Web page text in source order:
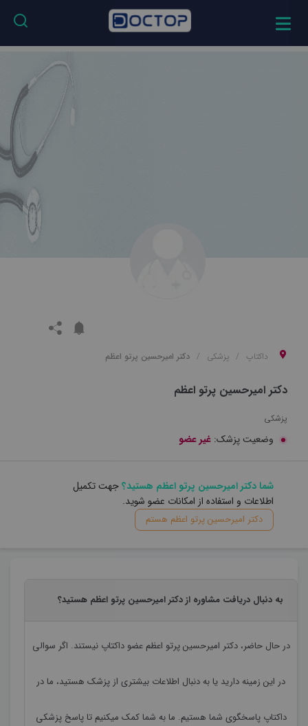
داکتاپ پزشکی دکتر امیرحسین پرتو اعظم
دکتر امیرحسین پرتو اعظم
پزشکی
وضعیت پزشک: غیر عضو
شما دکتر امیرحسین پرتو اعظم هستید؟جهت تکمیل
اطلاعات و استفاده از امکانات عضو شوید.
دکتر امیرحسین پرتو اعظم هستم
به دنبال دریافت مشاوره از دکتر امیرحسین پرتو اعظم هستید؟
در حال حاضر،دکتر امیرحسین پرتو اعظم عضو داکتاپ نیستند. اگر سوالی
در این زمینه دارید یا به دنبال اطلاعات بیشتری از پزشک هستید، ما در
داکتاپ پاسخگوی شما هستیم. ما به شما کمک میکنیم تا پاسخ پزشکی